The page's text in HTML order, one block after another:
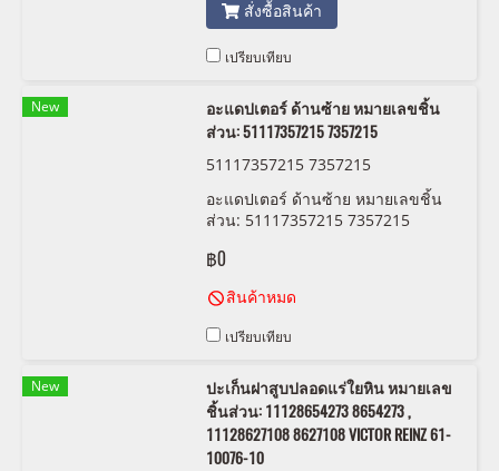
สั่งซื้อสินค้า
เปรียบเทียบ
New
อะแดปเตอร์ ด้านซ้าย หมายเลขชิ้น
ส่วน: 51117357215 7357215
51117357215 7357215
อะแดปเตอร์ ด้านซ้าย หมายเลขชิ้น
ส่วน: 51117357215 7357215
฿0
สินค้าหมด
เปรียบเทียบ
New
ปะเก็นฝาสูบปลอดแร่ใยหิน หมายเลข
ชิ้นส่วน: 11128654273 8654273 ,
11128627108 8627108 VICTOR REINZ 61-
10076-10